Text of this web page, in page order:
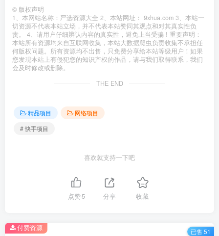
© 版权声明
1、本网站名称：严选资源大全 2、本站网址： 9xhua.com 3、本站一
切资源不代表本站立场，并不代表本站赞同其观点和对其真实性负
责。 4、请用户仔细辨认内容的真实性，避免上当受骗 ! 重要声明：
本站所有资源均来自互联网收集，本站大数据爬虫负责收集不承担任
何版权问题。所有资源均不出售，只免费分享给本站等级用户！如果
您发现本站上有侵犯您的知识产权的作品，请与我们取得联系，我们
会及时修改或删除。
THE END
精品项目
网络项目
# 快手项目
喜欢就支持一下吧
点赞5 分享 收藏
付费资源 已售 51